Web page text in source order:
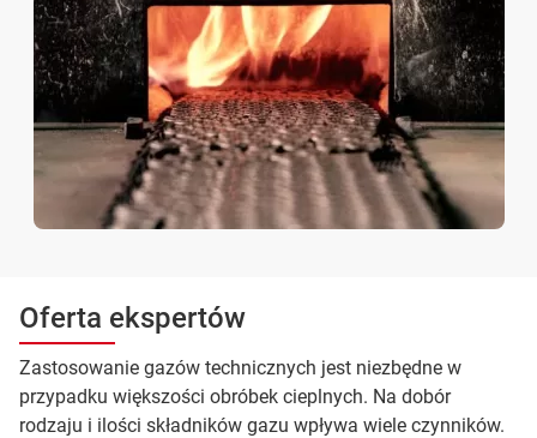
Oferta ekspertów
Zastosowanie gazów technicznych jest niezbędne w
przypadku większości obróbek cieplnych. Na dobór
rodzaju i ilości składników gazu wpływa wiele czynników.